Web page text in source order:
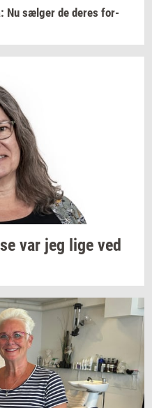
Nu sæl­ger de deres for­
var jeg lige ved